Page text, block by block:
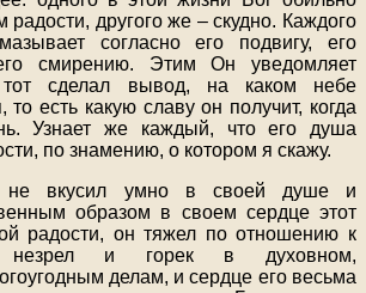
радости, другого же – скудно. Каждого
согласно его подвигу, его
смирению. Этим Он уведомляет
тот сделал вывод, на каком небе
то есть какую славу он получит, когда
Узнает же каждый, что его душа
по знамению, о котором я скажу.
не вкусил умно в своей душе и
образом в своем сердце этот
радости, он тяжел по отношению к
незрел и горек в духовном,
делам, и сердце его весьма